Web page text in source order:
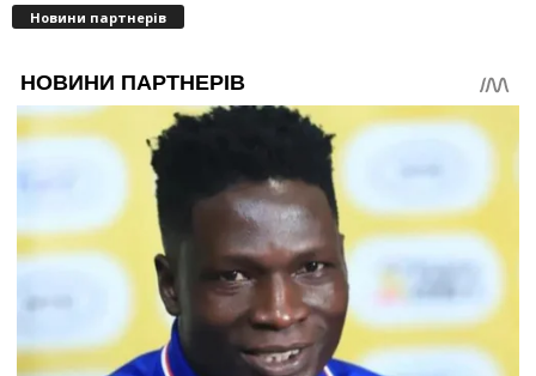
Новини партнерів